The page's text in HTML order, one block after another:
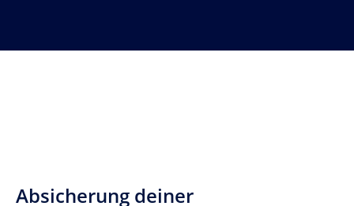
Absicherung deiner